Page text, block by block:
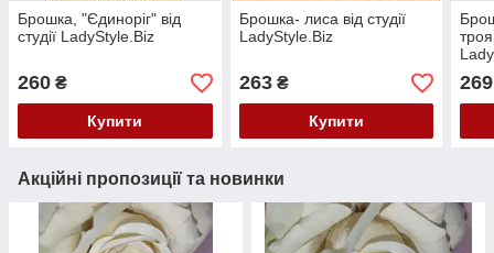
Брошка, "Єдиноріг" від
студії LadyStyle.Biz
260 ₴
Купити
Брошка- лиса від студії
LadyStyle.Biz
263₴
Купити
269
Акційні пропозиції та новинки